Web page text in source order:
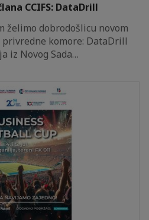
CCIFS: DataDrill
želimo dobrodošlicu novom
komore: DataDrill
iz Novog Sada…